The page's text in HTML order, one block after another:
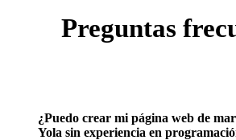
Preguntas
¿Puedo crear mi página web de
Yola sin experiencia en